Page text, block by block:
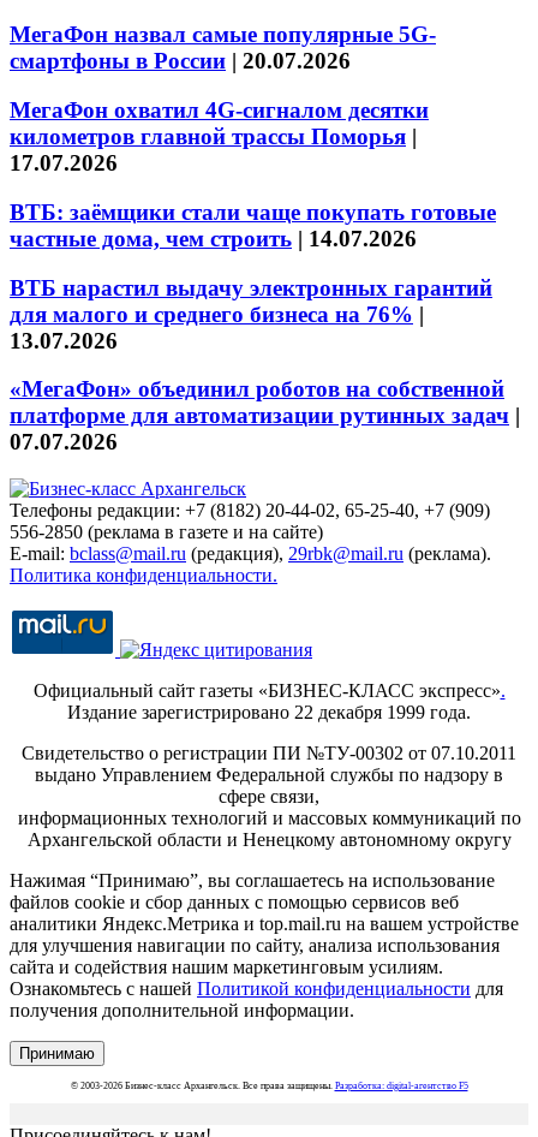
МегаФон назвал самые популярные 5G-
смартфоны в России | 20.07.2026
МегаФон охватил 4G-сигналом десятки
километров главной трассы Поморья |
17.07.2026
ВТБ: заёмщики стали чаще покупать готовые
частные дома, чем строить | 14.07.2026
ВТБ нарастил выдачу электронных гарантий
для малого и среднего бизнеса на 76% |
13.07.2026
«МегаФон» объединил роботов на собственной
платформе для автоматизации рутинных задач |
07.07.2026
Телефоны редакции: +7 (8182) 20-44-02, 65-25-40, +7 (909)
556-2850 (реклама в газете и на сайте)
E-mail: bclass@mail.ru (редакция), 29rbk@mail.ru (реклама).
Политика конфиденциальности.
Официальный сайт газеты «БИЗНЕС-КЛАСС экспресс».
Издание зарегистрировано 22 декабря 1999 года.
Свидетельство о регистрации ПИ №ТУ-00302 от 07.10.2011
выдано Управлением Федеральной службы по надзору в
сфере связи,
информационных технологий и массовых коммуникаций по
Архангельской области и Ненецкому автономному округу
Нажимая “Принимаю”, вы соглашаетесь на использование
файлов cookie и сбор данных с помощью сервисов веб
аналитики Яндекс.Метрика и top.mail.ru на вашем устройстве
для улучшения навигации по сайту, анализа использования
сайта и содействия нашим маркетинговым усилиям.
Ознакомьтесь с нашей Политикой конфиденциальности для
получения дополнительной информации.
Принимаю
© 2003-2026 Бизнес-класс Архангельск. Все права защищены. Разработка: digital-агентство F5